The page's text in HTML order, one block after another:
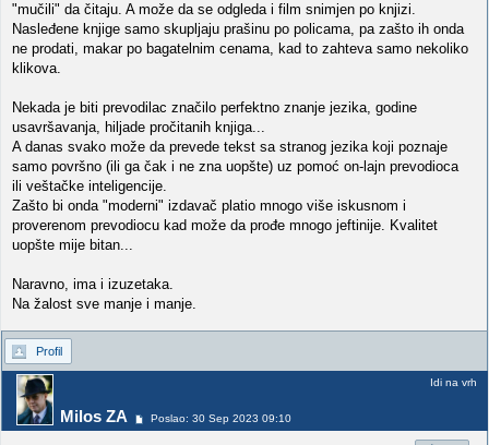
"mučili" da čitaju. A može da se odgleda i film snimjen po knjizi.
Nasleđene knjige samo skupljaju prašinu po policama, pa zašto ih onda
ne prodati, makar po bagatelnim cenama, kad to zahteva samo nekoliko
klikova.
Nekada je biti prevodilac značilo perfektno znanje jezika, godine
usavršavanja, hiljade pročitanih knjiga...
A danas svako može da prevede tekst sa stranog jezika koji poznaje
samo površno (ili ga čak i ne zna uopšte) uz pomoć on-lajn prevodioca
ili veštačke inteligencije.
Zašto bi onda "moderni" izdavač platio mnogo više iskusnom i
proverenom prevodiocu kad može da prođe mnogo jeftinije. Kvalitet
uopšte mije bitan...
Naravno, ima i izuzetaka.
Na žalost sve manje i manje.
Profil
Milos ZA Poslao: 30 Sep 2023 09:10
Idi na vrh